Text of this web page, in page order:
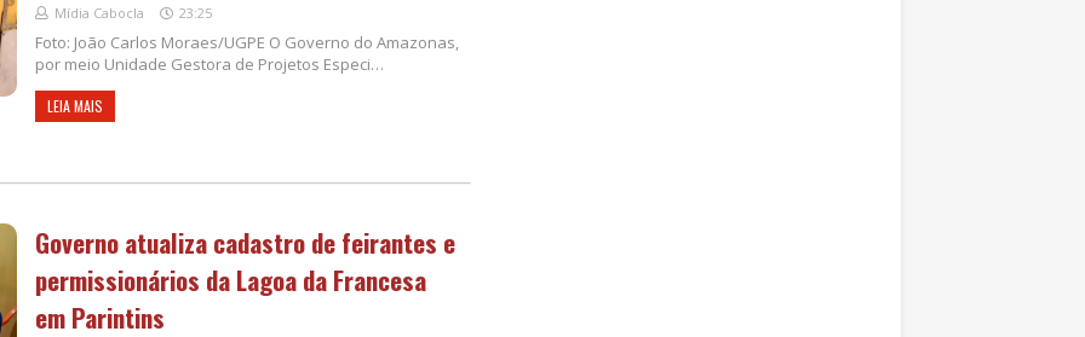
Mídia Cabocla 23:25
Foto: João Carlos Moraes/UGPE O Governo do Amazonas,
por meio Unidade Gestora de Projetos Especi…
LEIA MAIS
Governo atualiza cadastro de feirantes e
permissionários da Lagoa da Francesa
em Parintins